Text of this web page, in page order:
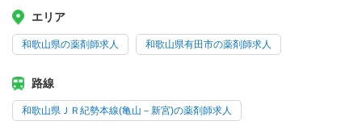
エリア
和歌山県の薬剤師求人 和歌山県有田市の薬剤師求人
路線
和歌山県ＪＲ紀勢本線(亀山－新宮)の薬剤師求人